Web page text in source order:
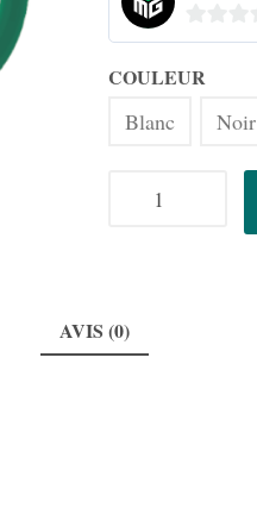
0
sur
COULEUR
Blanc Noir
AVIS (0)